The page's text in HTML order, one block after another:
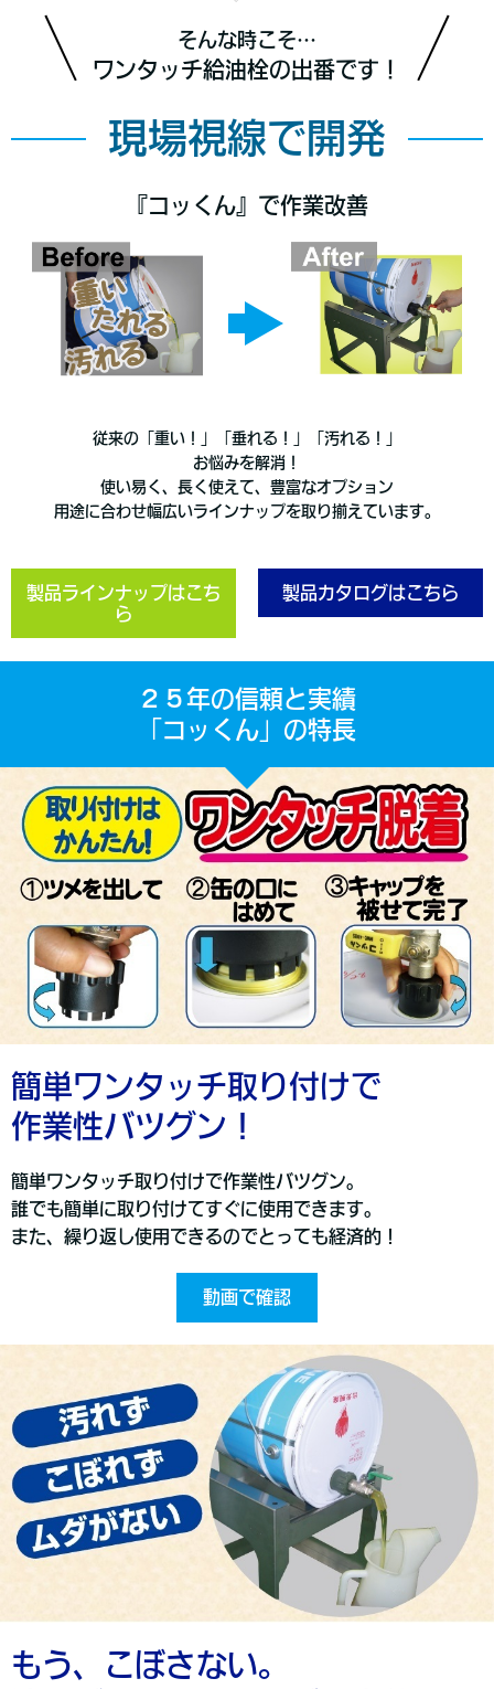
そんな時こそ…
ワンタッチ給油栓の出番です！
現場視線で開発
『コッくん』で作業改善
従来の「重い！」「垂れる！」「汚れる！」
お悩みを解消！
使い易く、長く使えて、豊富なオプション
用途に合わせ幅広いラインナップを取り揃えています。
製品ラインナップはこち
ら
製品カタログはこちら
２５年の信頼と実績
「コッくん」の特長
簡単ワンタッチ取り付けで
作業性バツグン！
簡単ワンタッチ取り付けで作業性バツグン。
誰でも簡単に取り付けてすぐに使用できます。
また、繰り返し使用できるのでとっても経済的！
動画で確認
もう、こぼさない。